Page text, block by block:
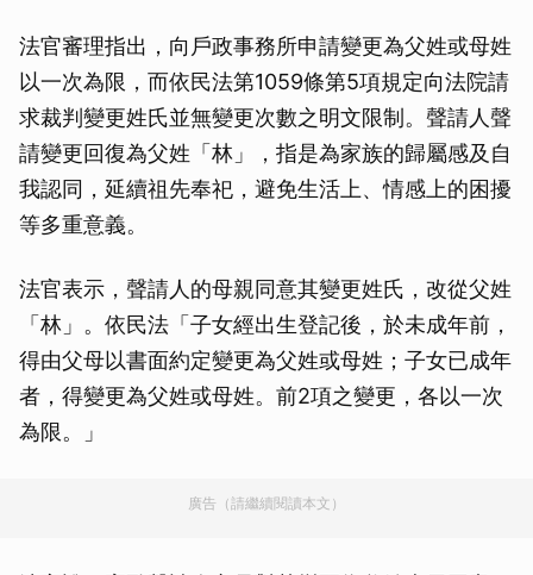
法官審理指出，向戶政事務所申請變更為父姓或母姓
以一次為限，而依民法第1059條第5項規定向法院請
求裁判變更姓氏並無變更次數之明文限制。聲請人聲
請變更回復為父姓「林」，指是為家族的歸屬感及自
我認同，延續祖先奉祀，避免生活上、情感上的困擾
等多重意義。
法官表示，聲請人的母親同意其變更姓氏，改從父姓
「林」。依民法「子女經出生登記後，於未成年前，
得由父母以書面約定變更為父姓或母姓；子女已成年
者，得變更為父姓或母姓。前2項之變更，各以一次
為限。」
廣告（請繼續閱讀本文）